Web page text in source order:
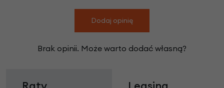
Dodaj opinię
Brak opinii. Może warto dodać własną?